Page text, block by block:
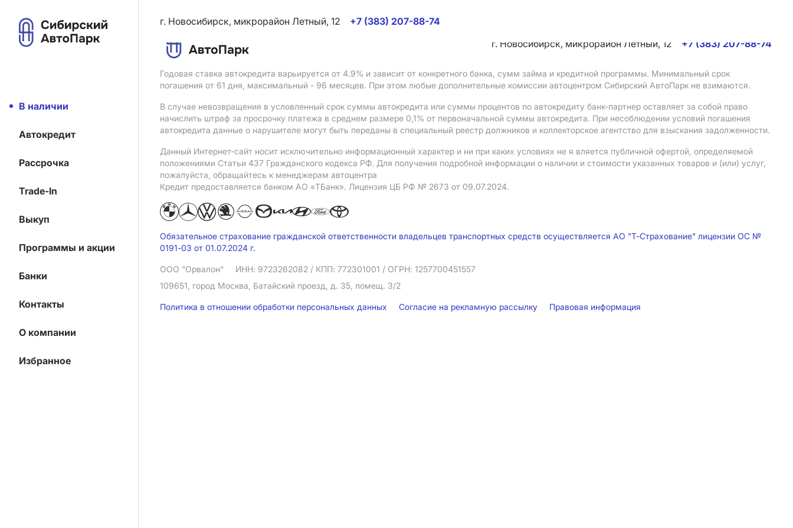
В наличии
Автокредит
Рассрочка
Trade-In
Выкуп
Программы и акции
Банки
Контакты
О компании
Избранное
г. Новосибирск, микрорайон Летный, 12
+7 (383) 207-88-74
г. Новосибирск, микрорайон Летный, 12
+7 (383) 207-88-74
Годовая ставка автокредита варьируется от 4.9% и зависит от конкретного банка, сумм займа и кредитной программы. Минимальный срок
погашения от 61 дня, максимальный - 96 месяцев. При этом любые дополнительные комиссии автоцентром Сибирский АвтоПарк не взимаются.
В случае невозвращения в условленный срок суммы автокредита или суммы процентов по автокредиту банк-партнер оставляет за собой право
начислить штраф за просрочку платежа в среднем размере 0,1% от первоначальной суммы автокредита. При несоблюдении условий погашения
автокредита данные о нарушителе могут быть переданы в специальный реестр должников и коллекторское агентство для взыскания задолженности.
Данный Интернет-сайт носит исключительно информационный характер и ни при каких условиях не я вляется публичной офертой, определяемой
положениями Статьи 437 Гражданского кодекса РФ. Для получения подробной информации о наличии и стоимости указанных товаров и (или) услуг,
пожалуйста, обращайтесь к менеджерам автоцентра
Кредит предоставляется банком АO «ТБанк». Лицензия ЦБ РФ № 2673 от 09.07.2024.
Обязательное страхование гражданской ответственности владельцев транспортных средств осуществляется АО "Т-Страхование" лицензии ОС №
0191-03 от 01.07.2024 г.
ООО "Орвалон" ИНН: 9723262082 / КПП: 772301001 / ОГРН: 1257700451557
109651, город Москва, Батайский проезд, д. 35, помещ. 3/2
Политика в отношении обработки персональных данных Согласие на рекламную рассылку Правовая информация